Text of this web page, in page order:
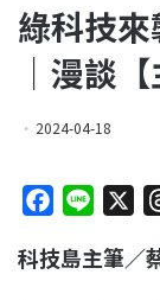
綠科技
｜漫談【
2024-04-18
c
n
科技島主筆／